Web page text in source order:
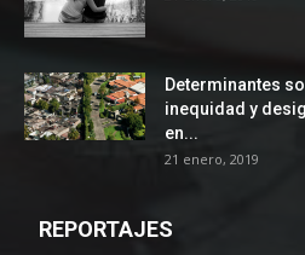
Determinantes
inequidad y
en...
21 enero, 2019
REPORTAJES